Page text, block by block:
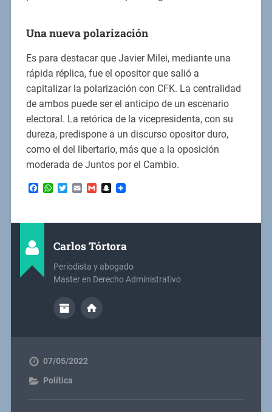
Una nueva polarización
Es para destacar que Javier Milei, mediante una
rápida réplica, fue el opositor que salió a
capitalizar la polarización con CFK. La centralidad
de ambos puede ser el anticipo de un escenario
electoral. La retórica de la vicepresidenta, con su
dureza, predispone a un discurso opositor duro,
como el del libertario, más que a la oposición
moderada de Juntos por el Cambio.
Facebook
WhatsApp
Twitter
EmailGmailSnapchat
Carlos Tórtora
Periodista y abogado
Master en Derecho Administrativo
07/05/2022
Política